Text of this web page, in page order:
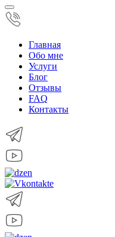
Главная
Обо мне
Услуги
Блог
Отзывы
FAQ
Контакты